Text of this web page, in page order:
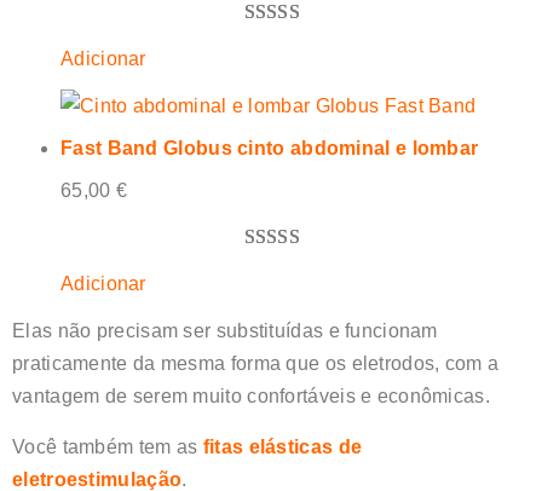
em 5 com
classificações
Adicionar
Fast Band Globus cinto abdominal e lombar
65,00 €
em 5 com
base em
classificação
Adicionar
Elas não precisam ser substituídas e funcionam
praticamente da mesma forma que os eletrodos, com a
vantagem de serem muito confortáveis e econômicas.
Você também tem as fitas elásticas de
eletroestimulação.